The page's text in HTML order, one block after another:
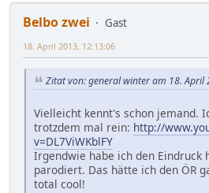
Belbo zwei
Gast
18. April 2013, 12:13:06
Zitat von: general winter am 18. April
Vielleicht kennt's schon jemand.
trotzdem mal rein: http://
v=DL7ViWKblFY
Irgendwie habe ich den Eindruck
parodiert. Das hätte ich den ÖR
total cool!